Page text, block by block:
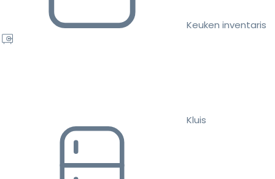
Keuken inventaris
Kluis